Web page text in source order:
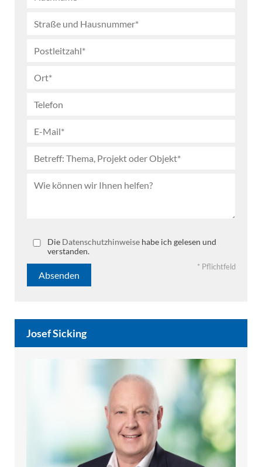
Die Datenschutzhinweisehabe ich gelesen und
verstanden.
* Pflichtfeld
Josef Sicking